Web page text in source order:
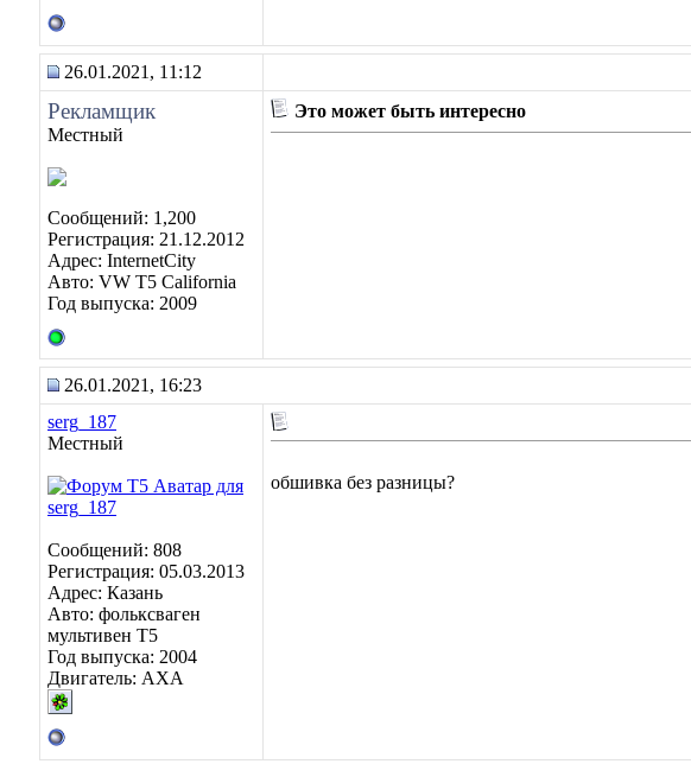
26.01.2021, 11:12
Рекламщик
Местный
Сообщений: 1,200
Регистрация: 21.12.2012
Адрес: InternetCity
Авто: VW T5 California
Год выпуска: 2009
Это может быть интересно
26.01.2021, 16:23
serg_187
Местный
Сообщений: 808
Регистрация: 05.03.2013
Адрес: Казань
Авто: фольксваген
мультивен Т5
Год выпуска: 2004
Двигатель: АХА
обшивка без разницы?